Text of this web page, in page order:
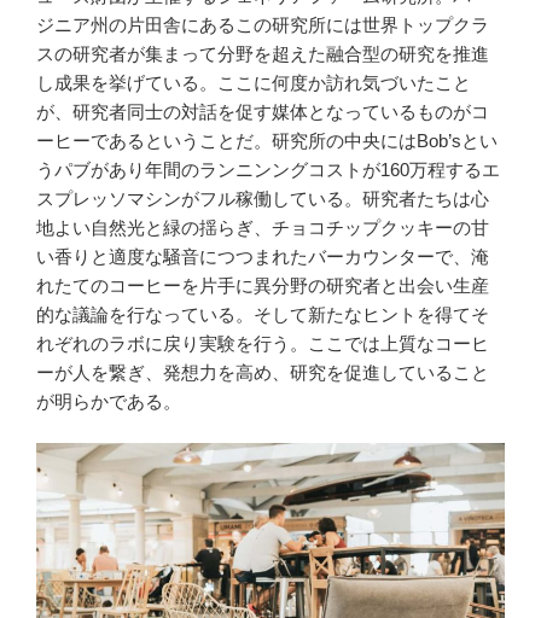
ジニア州の片田舎にあるこの研究所には世界トップクラ
スの研究者が集まって分野を超えた融合型の研究を推進
し成果を挙げている。ここに何度か訪れ気づいたこと
が、研究者同士の対話を促す媒体となっているものがコ
ーヒーであるということだ。研究所の中央にはBob’sとい
うパブがあり年間のランニンングコストが160万程するエ
スプレッソマシンがフル稼働している。研究者たちは心
地よい自然光と緑の揺らぎ、チョコチップクッキーの甘
い香りと適度な騒音につつまれたバーカウンターで、淹
れたてのコーヒーを片手に異分野の研究者と出会い生産
的な議論を行なっている。そして新たなヒントを得てそ
れぞれのラボに戻り実験を行う。ここでは上質なコーヒ
ーが人を繋ぎ、発想力を高め、研究を促進していること
が明らかである。